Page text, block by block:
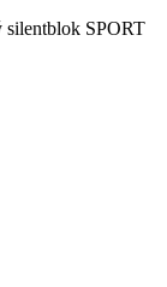
silentblok SPORT